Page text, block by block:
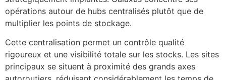
opérations autour de hubs centralisés plutôt que de
multiplier les points de stockage.
Cette centralisation permet un contrôle qualité
rigoureux et une visibilité totale sur les stocks. Les sites
principaux se situent à proximité des grands axes